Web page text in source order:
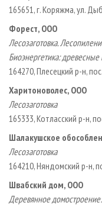
165651, г. Коряжма, ул.
Форест, ООО
Лесозаготовка.
Биоэнергетика:
164270, Плесецкий р-н,
Харитоноволес, ООО
Лесозаготовка
165333, Котласский р-н,
Шалакушское
Лесозаготовка
164210, Няндомский р-н,
Швабский дом, ООО
Деревянное